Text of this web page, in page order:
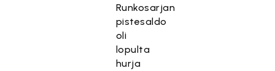
Runkosarjan
pistesaldo
oli
lopulta
hurja